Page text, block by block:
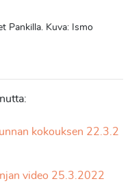
Pankilla. Kuva: Ismo
kokouksen 22.3.2
video 25.3.2022